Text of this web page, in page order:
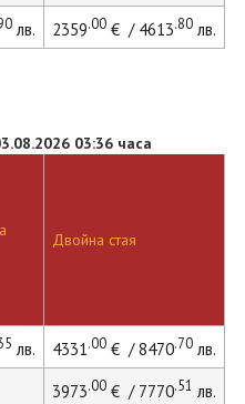
лв. 2359.00€ / 4613.80лв.
03:36 часа
Двойна стая
лв. 4331.00€ / 8470.70лв.
3973.00€ / 7770.51 лв.